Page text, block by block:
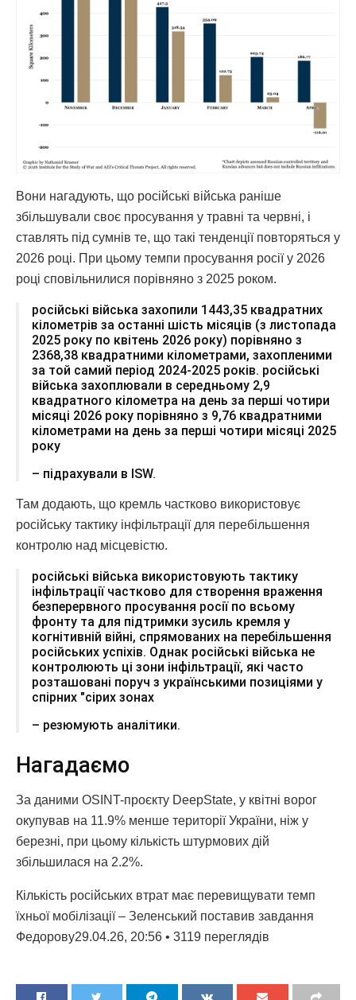
Вони нагадують, що російські війська раніше
збільшували своє просування у травні та червні, і
ставлять під сумнів те, що такі тенденції повторяться у
2026 році. При цьому темпи просування росії у 2026
році сповільнилися порівняно з 2025 роком.
російські війська захопили 1443,35 квадратних
кілометрів за останні шість місяців (з листопада
2025 року по квітень 2026 року) порівняно з
2368,38 квадратними кілометрами, захопленими
за той самий період 2024-2025 років. російські
війська захоплювали в середньому 2,9
квадратного кілометра на день за перші чотири
місяці 2026 року порівняно з 9,76 квадратними
кілометрами на день за перші чотири місяці 2025
року
– підрахували в ISW.
Там додають, що кремль частково використовує
російську тактику інфільтрації для перебільшення
контролю над місцевістю.
російські війська використовують тактику
інфільтрації частково для створення враження
безперервного просування росії по всьому
фронту та для підтримки зусиль кремля у
когнітивній війні, спрямованих на перебільшення
російських успіхів. Однак російські війська не
контролюють ці зони інфільтрації, які часто
розташовані поруч з українськими позиціями у
спірних "сірих зонах
– резюмують аналітики.
Нагадаємо
За даними OSINT-проєкту DeepState, у квітні ворог
окупував на 11.9% менше території України, ніж у
березні, при цьому кількість штурмових дій
збільшилася на 2.2%.
Кількість російських втрат має перевищувати темп
їхньої мобілізації – Зеленський поставив завдання
Федорову29.04.26, 20:56 • 3119 переглядiв